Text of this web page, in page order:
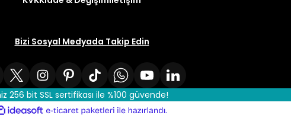
Bizi Sosyal Medyada Takip Edin
256 bit SSL sertifikası ile %100 güvende!
ideasoft
e-